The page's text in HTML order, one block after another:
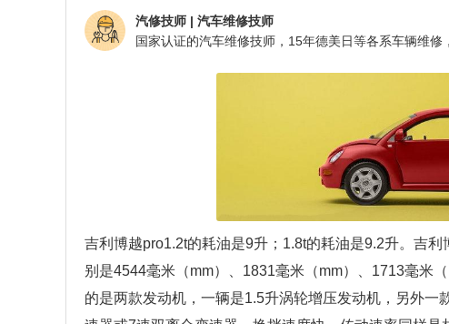
汽修技师 | 汽车维修技师
吉利博越pro1.2t的耗油是9升；1.8t的耗油是9.2升。吉
别是4544毫米（mm）、1831毫米（mm）、1713毫米
的是两款发动机，一辆是1.5升涡轮增压发动机，另外